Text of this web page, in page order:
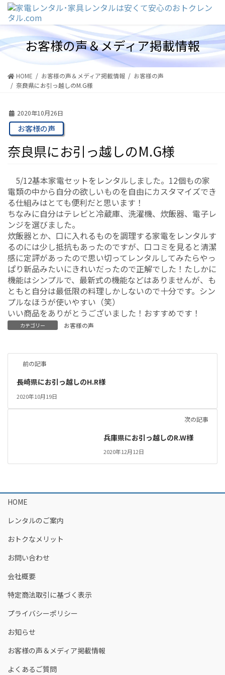
テ
ツ
に
ゲ
シ
ョ
お客様の声＆メディア掲載情報
HOME お客様の声＆メディア掲載情報
お客様の声
奈良県にお引っ越しのM.G様
2020年10月26日
お客様の声
奈良県にお引っ越しのM.G様
5/12基本家電セットをレンタルしました。12個もの家
電類の中から自分の欲しいものを自由にカスタマイズでき
る仕組みはとても便利だと思います！
ちなみに自分はテレビと冷蔵庫、洗濯機、炊飯器、電子レ
ンジを選びました。
炊飯器とか、口に入れるものを調理する家電をレンタルす
るのには少し抵抗もあったのですが、口コミを見ると清潔
感に定評があったので思い切ってレンタルしてみたらやっ
ぱり新品みたいにきれいだったので正解でした！たしかに
機能はシンプルで、最新式の機能などはありませんが、も
ともと自分は最低限の料理しかしないので十分です。シン
プルなほうが使いやすい（笑）
いい商品をありがとうございました！おすすめです！
カテゴリー お客様の声
前の記事
長崎県にお引っ越しのH.R様
2020年10月19日
次の記事
兵庫県にお引っ越しのR.W様
2020年12月12日
HOME
レンタルのご案内
おトクなメリット
お問い合わせ
会社概要
特定商法取引に基づく表示
プライバシーポリシー
お知らせ
お客様の声＆メディア掲載情報
よくあるご質問